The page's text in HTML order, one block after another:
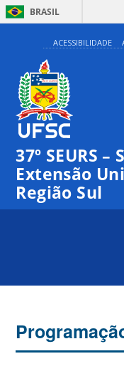
BRASIL
ACESSIBILIDADE
37º SEURS
Extensão
Região Sul